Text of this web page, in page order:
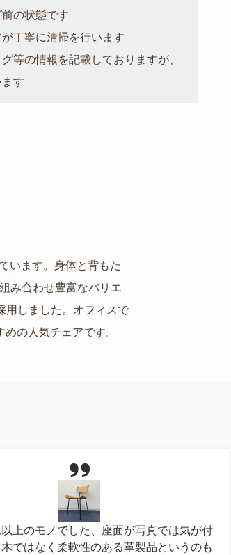
の状態です
丁寧に清掃を行います
等の情報を記載しておりますが、
す
います。身体と背もた
み合わせ豊富なバリエ
用しました。オフィスで
の人気チェアです。
上のモノでした、座面が写真では気が付
ではなく柔軟性のある革製品というのも